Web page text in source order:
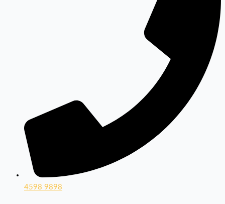
4598 9898